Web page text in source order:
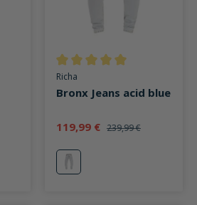
von 0 von 5 Sternen
Durchschnittliche Bewertung
Richa
Bronx Jeans acid blue
119,99 € 239,99 €
acid blue